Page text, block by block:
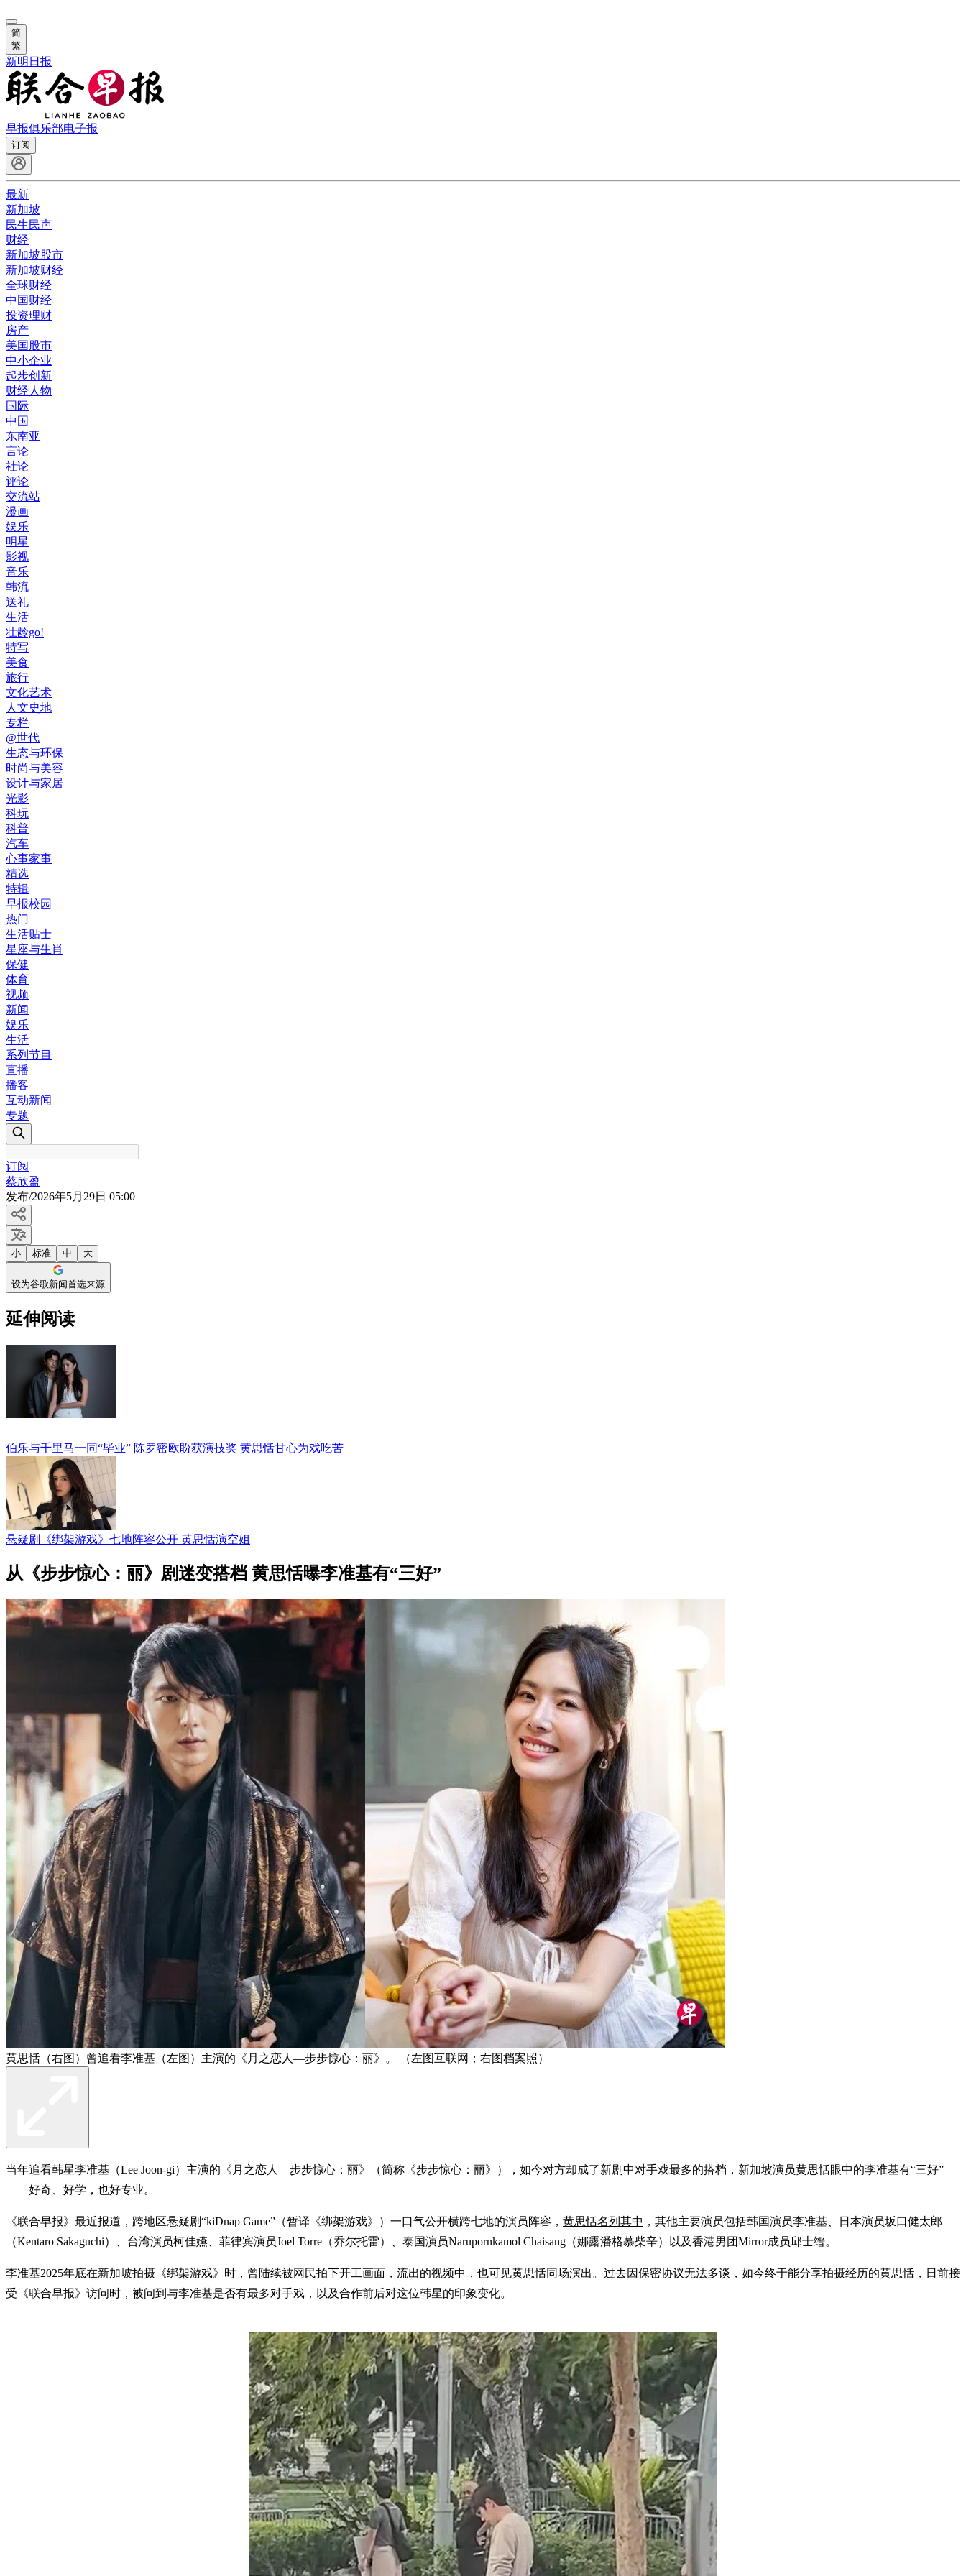
简
繁
新明日报
早报俱乐部电子报
订阅
最新
新加坡
民生民声
财经
新加坡股市
新加坡财经
全球财经
中国财经
投资理财
房产
美国股市
中小企业
起步创新
财经人物
国际
中国
东南亚
言论
社论
评论
交流站
漫画
娱乐
明星
影视
音乐
韩流
送礼
生活
壮龄go!
特写
美食
旅行
文化艺术
人文史地
专栏
@世代
生态与环保
时尚与美容
设计与家居
光影
科玩
科普
汽车
心事家事
精选
特辑
早报校园
热门
生活贴士
星座与生肖
保健
体育
视频
新闻
娱乐
生活
系列节目
直播
播客
互动新闻
专题
订阅
蔡欣盈
发布/2026年5月29日 05:00
小 标准 中 大
设为谷歌新闻首选来源
延伸阅读
伯乐与千里马一同“毕业” 陈罗密欧盼获演技奖 黄思恬甘心为戏吃苦
悬疑剧《绑架游戏》七地阵容公开 黄思恬演空姐
从《步步惊心：丽》剧迷变搭档 黄思恬曝李准基有“三好”
黄思恬（右图）曾追看李准基（左图）主演的《月之恋人—步步惊心：丽》。 （左图互联网；右图档案照）
当年追看韩星李准基（Lee Joon-gi）主演的《月之恋人—步步惊心：丽》（简称《步步惊心：丽》），如今对方却成了新剧中对手戏最多的搭档，新加坡演员黄思恬眼中的李准基有“三好”
——好奇、好学，也好专业。
《联合早报》最近报道，跨地区悬疑剧“kiDnap Game”（暂译《绑架游戏》）一口气公开横跨七地的演员阵容， 黄思恬名列其中 ，其他主要演员包括韩国演员李准基、日本演员坂口健太郎
（Kentaro Sakaguchi）、台湾演员柯佳嬿、菲律宾演员Joel Torre（乔尔托雷）、泰国演员Narupornkamol Chaisang（娜露潘格慕柴辛）以及香港男团Mirror成员邱士缙。
李准基2025年底在新加坡拍摄《绑架游戏》时，曾陆续被网民拍下开工画面 ，流出的视频中，也可见黄思恬同场演出。过去因保密协议无法多谈，如今终于能分享拍摄经历的黄思恬，日前接
受《联合早报》访问时，被问到与李准基是否有最多对手戏，以及合作前后对这位韩星的印象变化。